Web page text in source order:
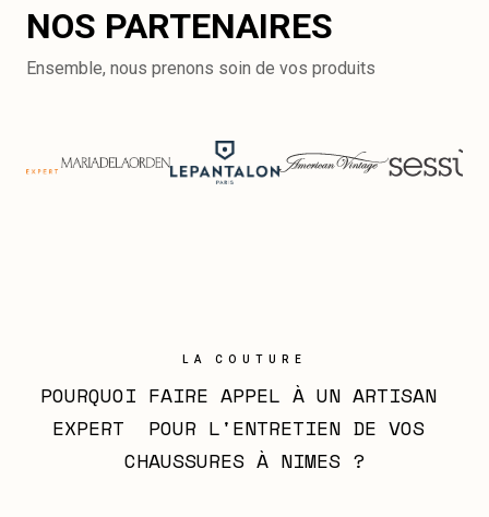
NOS PARTENAIRES
Ensemble, nous prenons soin de vos produits
LA COUTURE
POURQUOI FAIRE APPEL À UN ARTISAN
EXPERT  POUR L'ENTRETIEN DE VOS
CHAUSSURES À NIMES ?